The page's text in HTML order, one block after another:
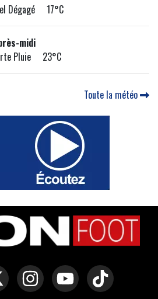
Dégagé 17°C
midi
Pluie 23°C
Toute la météo